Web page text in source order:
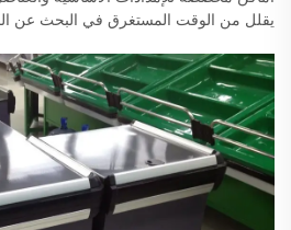
يقلل من الوقت المستغرق في البحث عن